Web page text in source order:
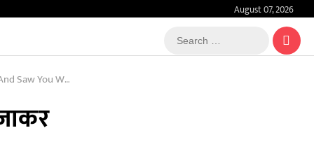
August 07, 2026
Search
…
The Whole Matter